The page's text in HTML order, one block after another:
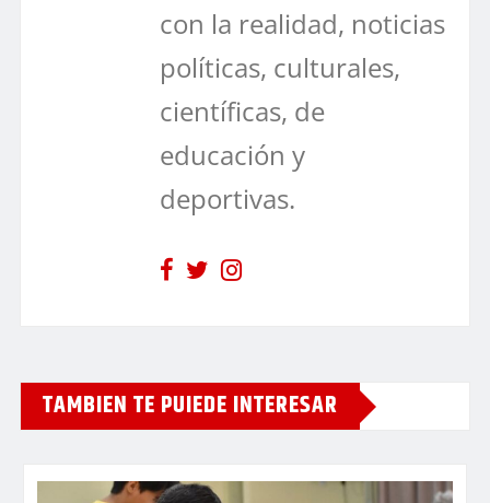
con la realidad, noticias
políticas, culturales,
científicas, de
educación y
deportivas.
TAMBIEN TE PUIEDE INTERESAR